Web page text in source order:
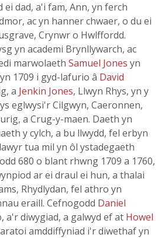
dad, a'i fam, Ann, yn ferch
ac yn hanner chwaer, o du ei
Crynwr o Hwlffordd.
yn academi Brynllywarch, ac
marwolaeth Samuel Jones yn
1709 i gyd-lafurio â David
a Jenkin Jones, Llwyn Rhys, yn y
eglwysi'r Cilgwyn, Caeronnen,
a Crug-y-maen. Daeth yn
y cylch, a bu llwydd, fel erbyn
tua mil yn ôl ystadegaeth
680 o blant rhwng 1709 a 1760,
ar ei draul ei hun, a thalai
Rhydlydan, fel athro yn
eraill. Cefnogodd Daniel
a'r diwygiad, a galwyd ef at Howel
amddiffyniad i'r diwethaf yn